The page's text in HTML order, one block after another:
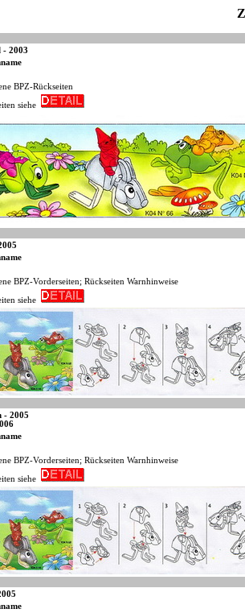
- 2003
BPZ-Rückseiten
siehe
BPZ-Vorderseiten; Rückseiten Warnhinweise
siehe
- 2005
BPZ-Vorderseiten; Rückseiten Warnhinweise
siehe